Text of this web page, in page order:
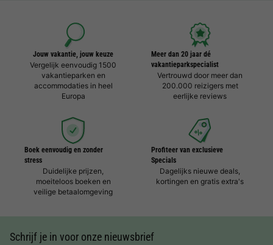
Jouw vakantie, jouw keuze
Vergelijk eenvoudig 1500
vakantieparken en
accommodaties in heel
Europa
Meer dan 20 jaar dé
vakantieparkspecialist
Vertrouwd door meer dan
200.000 reizigers met
eerlijke reviews
Boek eenvoudig en zonder
stress
Duidelijke prijzen,
moeiteloos boeken en
veilige betaalomgeving
Profiteer van exclusieve
Specials
Dagelijks nieuwe deals,
kortingen en gratis extra's
Schrijf je in voor onze nieuwsbrief